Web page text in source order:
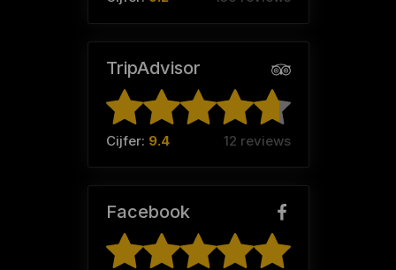
TripAdvisor
Cijfer: 9.4 12 reviews
Facebook